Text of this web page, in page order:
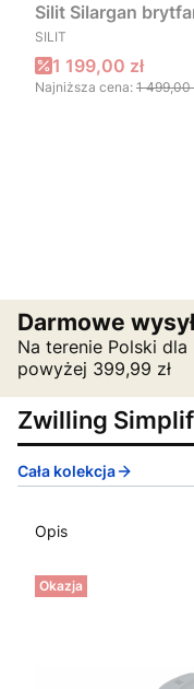
Silit Silargan
PRODUCENT
SILIT
Cena promocyjna
1 199,00 zł
Najniższa cena: 1 499,00
Darmowe
Na terenie Polski
powyżej 399,99 zł
Zwilling
Cała kolekcja
Opis
Okazja